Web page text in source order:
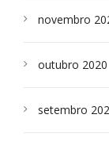
novembro
outubro 2020
setembro